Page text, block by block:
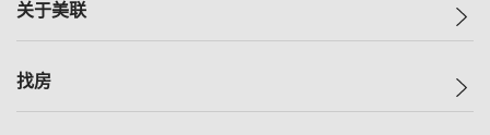
关于美联
美联集团
找房